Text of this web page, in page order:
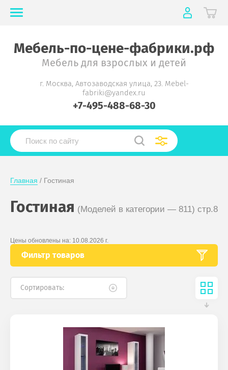
Мебель-по-цене-фабрики.рф
Мебель для взрослых и детей
г. Москва, Автозаводская улица, 23. Mebel-
fabriki@yandex.ru
+7-495-488-68-30
Главная / Гостиная
Гостиная (Моделей в категории — 811) стр.8
Цены обновлены на: 10.08.2026 г.
Фильтр товаров
Сортировать: